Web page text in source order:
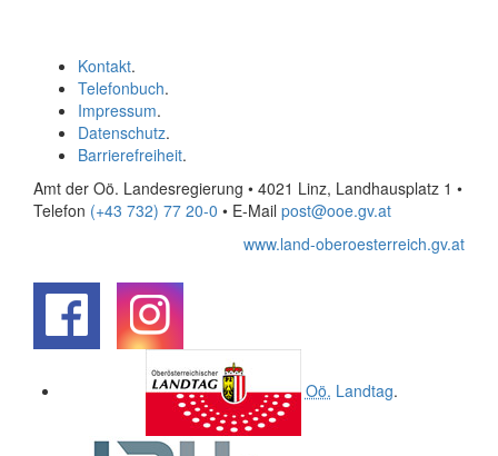
Kontakt.
Telefonbuch.
Impressum.
Datenschutz.
Barrierefreiheit.
Amt der Oö. Landesregierung • 4021 Linz, Landhausplatz 1 •
Telefon (+43 732) 77 20-0 • E-Mail post@ooe.gv.at
www.land-oberoesterreich.gv.at
Oö. Landtag.